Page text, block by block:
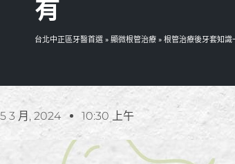
有
台北中正區牙醫首選 » 顯微根管治療 » 根管治療後牙套知
5 3 月, 2024 10:30 上午